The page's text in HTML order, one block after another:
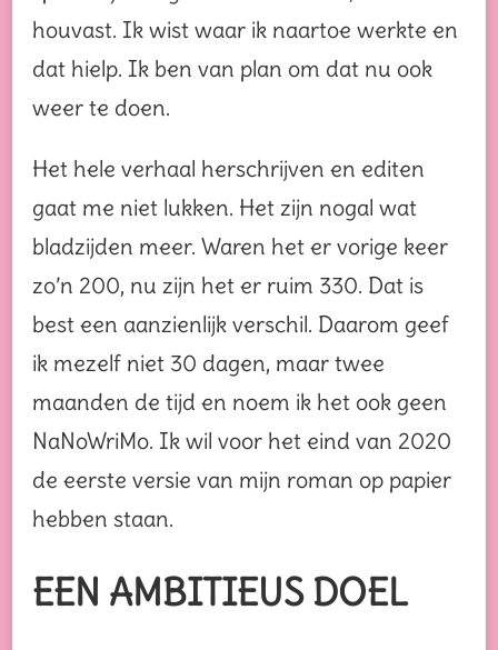
houvast. Ik wist waar ik naartoe werkte en
dat hielp. Ik ben van plan om dat nu ook
weer te doen.
Het hele verhaal herschrijven en editen
gaat me niet lukken. Het zijn nogal wat
bladzijden meer. Waren het er vorige keer
zo’n 200, nu zijn het er ruim 330. Dat is
best een aanzienlijk verschil. Daarom geef
ik mezelf niet 30 dagen, maar twee
maanden de tijd en noem ik het ook geen
NaNoWriMo. Ik wil voor het eind van 2020
de eerste versie van mijn roman op papier
hebben staan.
EEN AMBITIEUS DOEL